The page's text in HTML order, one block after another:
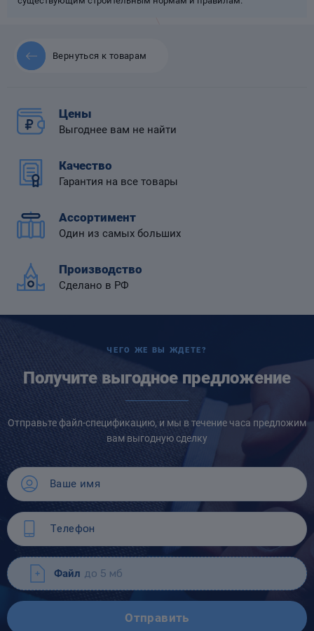
Вернуться к товарам
Цены
Выгоднее вам не найти
Качество
Гарантия на все товары
Ассортимент
Один из самых больших
Производство
Сделано в РФ
ЧЕГО ЖЕ ВЫ ЖДЕТЕ?
Получите выгодное предложение
Отправьте файл-спецификацию, и мы в течение часа предложим
вам выгодную сделку
Файл до 5 мб
Отправить